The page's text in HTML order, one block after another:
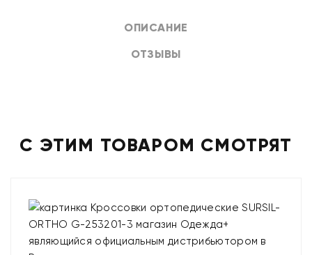
ОПИСАНИЕ
ОТЗЫВЫ
С ЭТИМ ТОВАРОМ СМОТРЯТ